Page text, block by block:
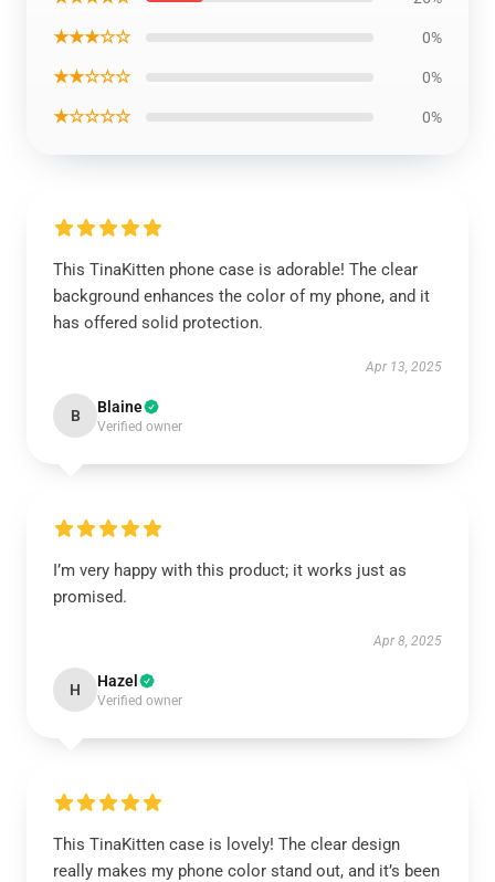
★★★☆☆ 0%
★★☆☆☆ 0%
★☆☆☆☆ 0%
This TinaKitten phone case is adorable! The clear
background enhances the color of my phone, and it
has offered solid protection.
Apr 13, 2025
B Blaine
Verified owner
I’m very happy with this product; it works just as
promised.
Apr 8, 2025
H Hazel
Verified owner
This TinaKitten case is lovely! The clear design
really makes my phone color stand out, and it’s been